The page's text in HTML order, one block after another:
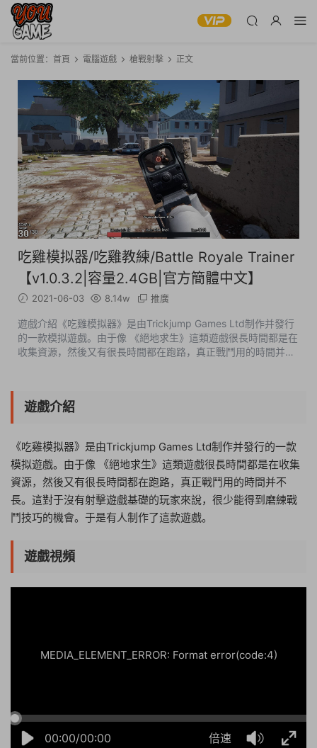
當前位置： 首頁 電腦遊戲 槍戰射擊 正文
吃雞模拟器/吃雞教練/Battle Royale Trainer
【v1.0.3.2|容量2.4GB|官方簡體中文】
2021-06-03 8.14w 推廣
遊戲介紹《吃雞模拟器》是由Trickjump Games Ltd制作并發行
的一款模拟遊戲。由于像 《絕地求生》這類遊戲很長時間都是在
收集資源，然後又有很長時間都在跑路，真正戰鬥用的時間并不
遊戲介紹
《吃雞模拟器》是由Trickjump Games Ltd制作并發行的一款
模拟遊戲。由于像 《絕地求生》這類遊戲很長時間都是在收集
資源，然後又有很長時間都在跑路，真正戰鬥用的時間并不
長。這對于沒有射擊遊戲基礎的玩家來說，很少能得到磨練戰
鬥技巧的機會。于是有人制作了這款遊戲。
遊戲視頻
00:00/00:00 倍速
MEDIA_ELEMENT_ERROR: Format error(code:4)